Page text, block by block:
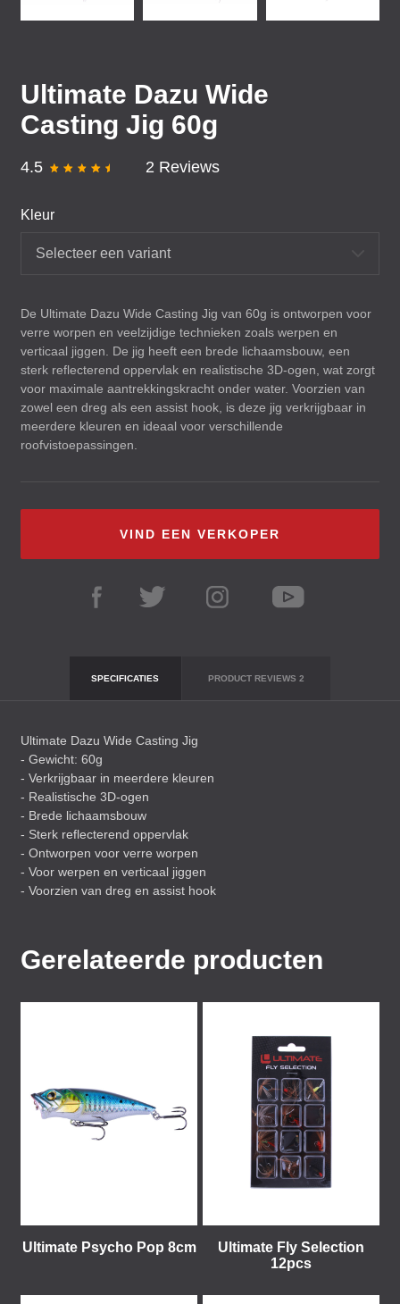
Ultimate Dazu Wide
Casting Jig 60g
4.5 2 Reviews
Kleur
Selecteer een variant
De Ultimate Dazu Wide Casting Jig van 60g is ontworpen voor
verre worpen en veelzijdige technieken zoals werpen en
verticaal jiggen. De jig heeft een brede lichaamsbouw, een
sterk reflecterend oppervlak en realistische 3D-ogen, wat zorgt
voor maximale aantrekkingskracht onder water. Voorzien van
zowel een dreg als een assist hook, is deze jig verkrijgbaar in
meerdere kleuren en ideaal voor verschillende
roofvistoepassingen.
VIND EEN VERKOPER
SPECIFICATIES PRODUCT REVIEWS 2
Ultimate Dazu Wide Casting Jig
- Gewicht: 60g
- Verkrijgbaar in meerdere kleuren
- Realistische 3D-ogen
- Brede lichaamsbouw
- Sterk reflecterend oppervlak
- Ontworpen voor verre worpen
- Voor werpen en verticaal jiggen
- Voorzien van dreg en assist hook
Gerelateerde producten
Ultimate Psycho Pop 8cm
Ultimate Fly Selection
12pcs